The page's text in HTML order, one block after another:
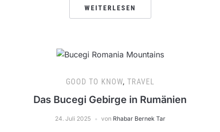
WEITERLESEN
GOOD TO KNOW, TRAVEL
Das Bucegi Gebirge in Rumänien
24. Juli 2025 von Rhabar Bernek Tar